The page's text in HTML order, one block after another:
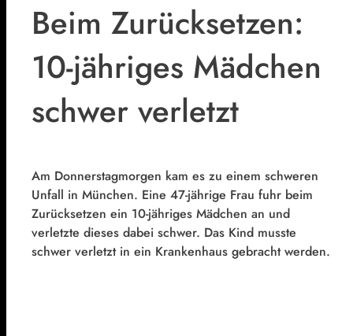
Beim Zurücksetzen:
10-jähriges Mädchen
schwer verletzt
Am Donnerstagmorgen kam es zu einem schweren
Unfall in München. Eine 47-jährige Frau fuhr beim
Zurücksetzen ein 10-jähriges Mädchen an und
verletzte dieses dabei schwer. Das Kind musste
schwer verletzt in ein Krankenhaus gebracht werden.